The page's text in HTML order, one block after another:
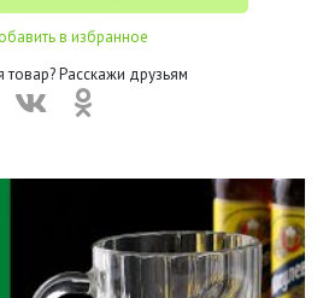
в избранное
товар? Расскажи друзьям